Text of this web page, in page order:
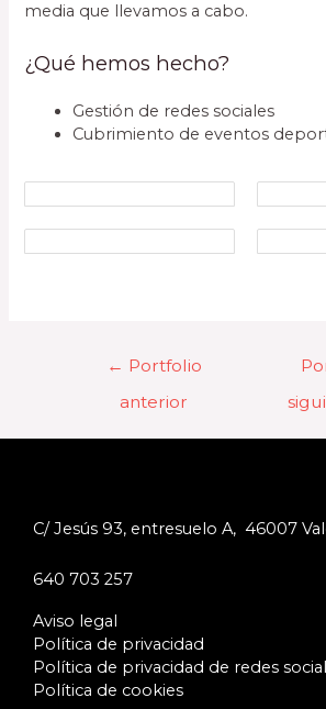
media que llevamos a cabo.
¿Qué hemos hecho?
Gestión de redes sociales
Cubrimiento de eventos
← Portfolio
anterior
C/ Jesús 93, entresuelo A, 46007
640 703 257
Aviso legal
Política de privacidad
Política de privacidad de redes
Política de cookies